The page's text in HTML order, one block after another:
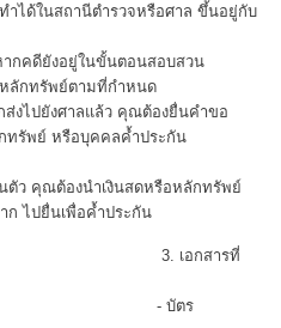
ำได้ในสถานีตำรวจหรือศาล ขึ้นอยู่กับ
กคดียังอยู่ในขั้นตอนสอบสวน
ลักทรัพย์ตามที่กำหนด
งไปยังศาลแล้ว คุณต้องยื่นคำขอ
ทรัพย์ หรือบุคคลค้ำประกัน
ว คุณต้องนำเงินสดหรือหลักทรัพย์
ไปยื่นเพื่อค้ำประกัน
สารที่
ร